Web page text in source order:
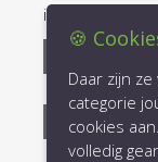
informatie en/of
7545 PN
Email:
🍪
Daar zijn
categorie
cookies
volledig